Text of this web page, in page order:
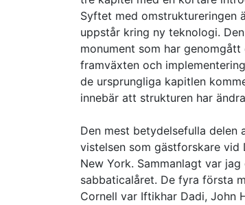
Syftet med omstruktureringen
uppstår kring ny teknologi.
monument som har
framväxten och
de ursprungliga kapitlen
innebär att strukturen har
Den mest betydelsefulla
vistelsen som gästforskare
New York. Sammanlagt var
sabbaticalåret. De fyra första
Cornell var Iftikhar Dadi, John